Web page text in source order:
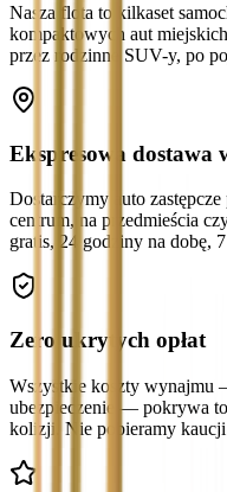
Nasza flota to kilkaset
kompaktowych aut
przez rodzinne SUV-y, po
Ekspresowa dostawa
Dostarczymy auto
centrum, na przedmieścia
gratis, 24 godziny na dobę,
Zero ukrytych opłat
Wszystkie koszty wynajmu
ubezpieczenie — pokrywa
kolizji. Nie pobieramy